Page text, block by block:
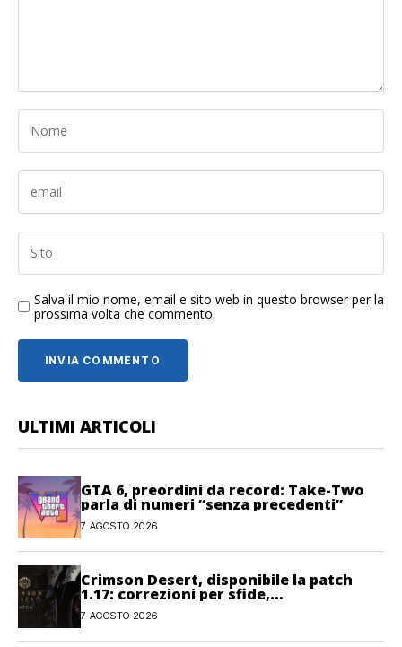
Salva il mio nome, email e sito web in questo browser per la
prossima volta che commento.
ULTIMI ARTICOLI
GTA 6, preordini da record: Take-Two
parla di numeri “senza precedenti”
7 AGOSTO 2026
Crimson Desert, disponibile la patch
1.17: correzioni per sfide,
combattimento e interfaccia
7 AGOSTO 2026